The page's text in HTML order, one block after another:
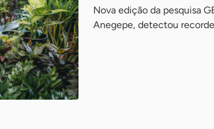
Nova edição da pesquisa
Anegepe, detectou